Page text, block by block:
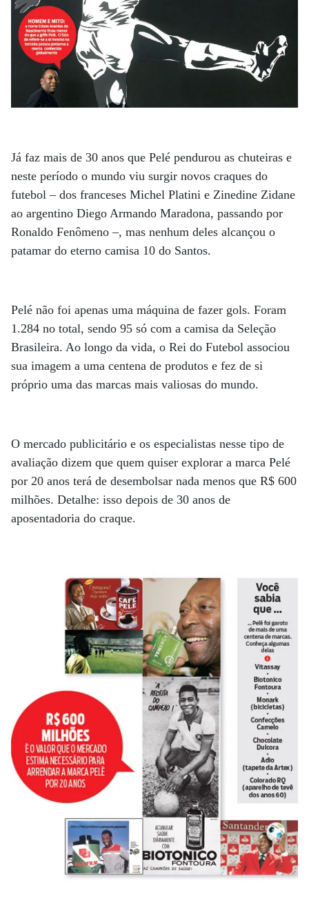
Já faz mais de 30 anos que Pelé pendurou as chuteiras e
neste período o mundo viu surgir novos craques do
futebol – dos franceses Michel Platini e Zinedine Zidane
ao argentino Diego Armando Maradona, passando por
Ronaldo Fenômeno –, mas nenhum deles alcançou o
patamar do eterno camisa 10 do Santos.
Pelé não foi apenas uma máquina de fazer gols. Foram
1.284 no total, sendo 95 só com a camisa da Seleção
Brasileira. Ao longo da vida, o Rei do Futebol associou
sua imagem a uma centena de produtos e fez de si
próprio uma das marcas mais valiosas do mundo.
O mercado publicitário e os especialistas nesse tipo de
avaliação dizem que quem quiser explorar a marca Pelé
por 20 anos terá de desembolsar nada menos que R$ 600
milhões. Detalhe: isso depois de 30 anos de
aposentadoria do craque.